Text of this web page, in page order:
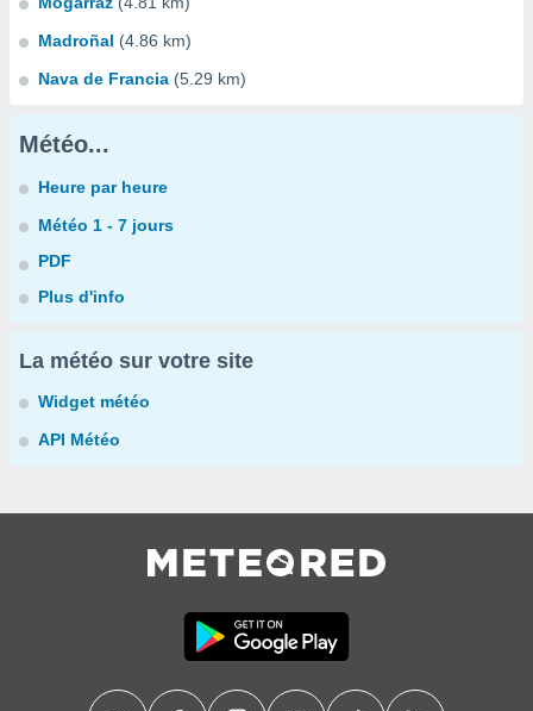
Madroñal (4.86 km)
Nava de Francia (5.29 km)
Météo...
Heure par heure
Météo 1 - 7 jours
PDF
Plus d'info
La météo sur votre site
Widget météo
API Météo